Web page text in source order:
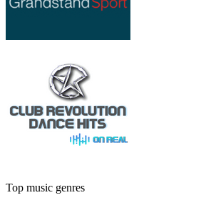
Top music genres